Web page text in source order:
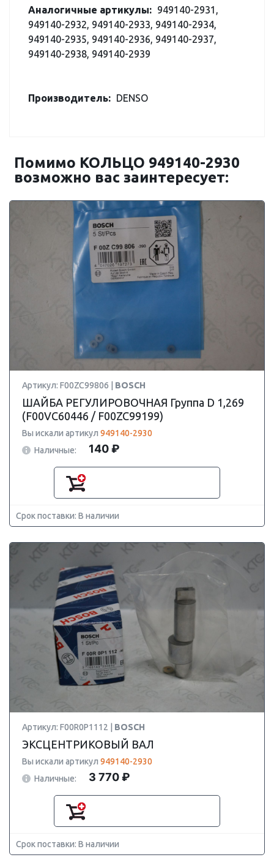
Аналогичные артикулы: 949140-2931,
949140-2932, 949140-2933, 949140-2934,
949140-2935, 949140-2936, 949140-2937,
949140-2938, 949140-2939
Производитель: DENSO
Помимо КОЛЬЦО 949140-2930
возможно вас заинтересует:
Артикул: F00ZC99806 | BOSCH
ШАЙБА РЕГУЛИРОВОЧНАЯ Группа D 1,269
(F00VC60446 / F00ZC99199)
Вы искали артикул 949140-2930
Наличные:
140 ₽
Срок поставки: В наличии
Артикул: F00R0P1112 | BOSCH
ЭКСЦЕНТРИКОВЫЙ ВАЛ
Вы искали артикул 949140-2930
Наличные:
3 770 ₽
Срок поставки: В наличии